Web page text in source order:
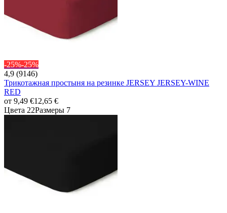
-25%-25%
4,9 (9146)
Трикотажная простыня на резинке JERSEY JERSEY-WINE
RED
от 9,49 €12,65 €
Цвета 22Размеры 7